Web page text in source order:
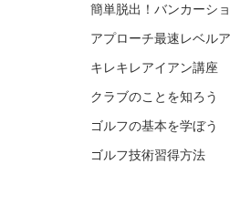
簡単脱出！バンカーシ
アプローチ最速レベル
キレキレアイアン講座
クラブのことを知ろう
ゴルフの基本を学ぼう
ゴルフ技術習得方法